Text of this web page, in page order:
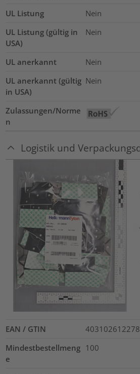
UL Listung
Nein
UL Listung (gültig in
USA)
Nein
UL anerkannt
Nein
UL anerkannt (gültig
in USA)
Nein
Zulassungen/Norme
n
Logistik und
EAN / GTIN
Mindestbestellmeng
e
100